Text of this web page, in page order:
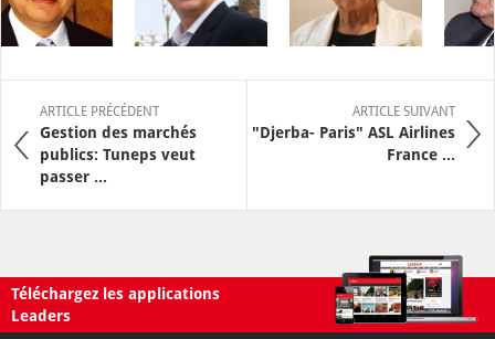
ARTICLE PRÉCÉDENT
Gestion des marchés
publics: Tuneps veut
passer ...
ARTICLE SUIVANT
"Djerba- Paris" ASL Airlines
France ...
Téléchargez les applications
Leaders